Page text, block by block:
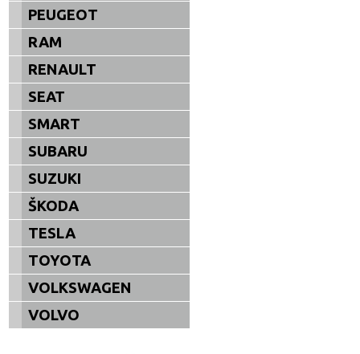
PEUGEOT
RAM
RENAULT
SEAT
SMART
SUBARU
SUZUKI
ŠKODA
TESLA
TOYOTA
VOLKSWAGEN
VOLVO